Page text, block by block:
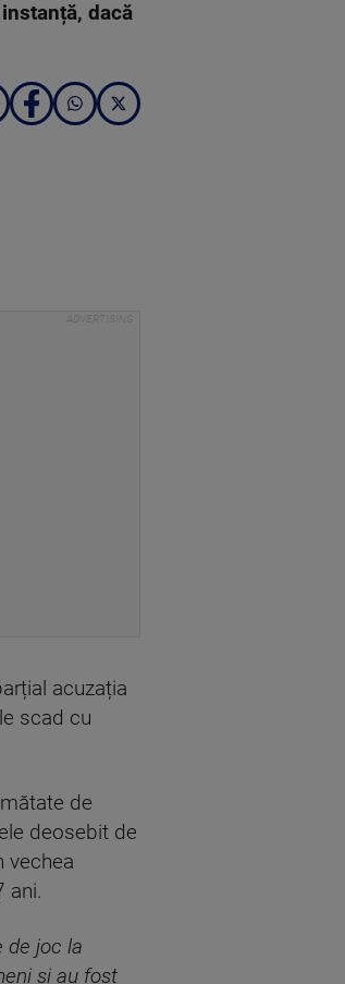
dacă
acuzația
scad cu
de
deosebit de
vechea
ani.
de joc la
și au fost